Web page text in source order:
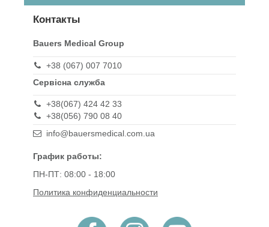
Контакты
Bauers Medical Group
+38 (067) 007 7010
Сервісна служба
+38(067) 424 42 33
+38(056) 790 08 40
info@bauersmedical.com.ua
График работы:
ПН-ПТ: 08:00 - 18:00
Политика конфиденциальности